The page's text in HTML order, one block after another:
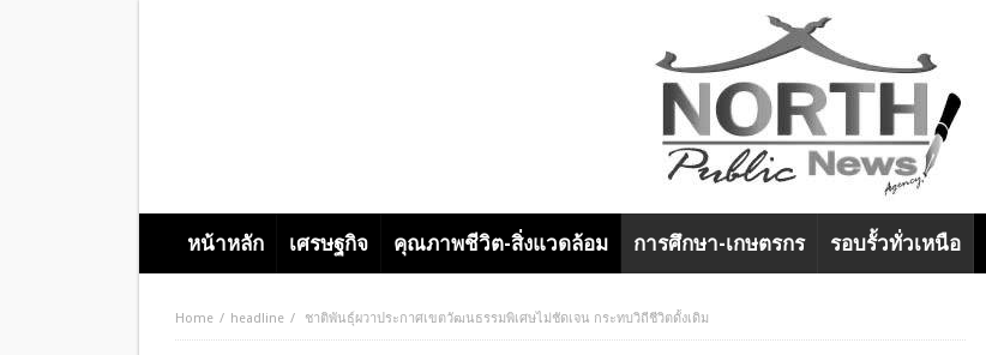
หน้าหลัก เศรษฐกิจ คุณภาพชีวิต-สิ่งแวดล้อม การศึกษา-เกษตรกร รอบรั้วทั่วเหนือ
Home headline ชาติพันธุ์ผวาประกาศเขตวัฒนธรรมพิเศษไม่ชัดเจน กระทบวิถีชีวิตดั้งเดิม